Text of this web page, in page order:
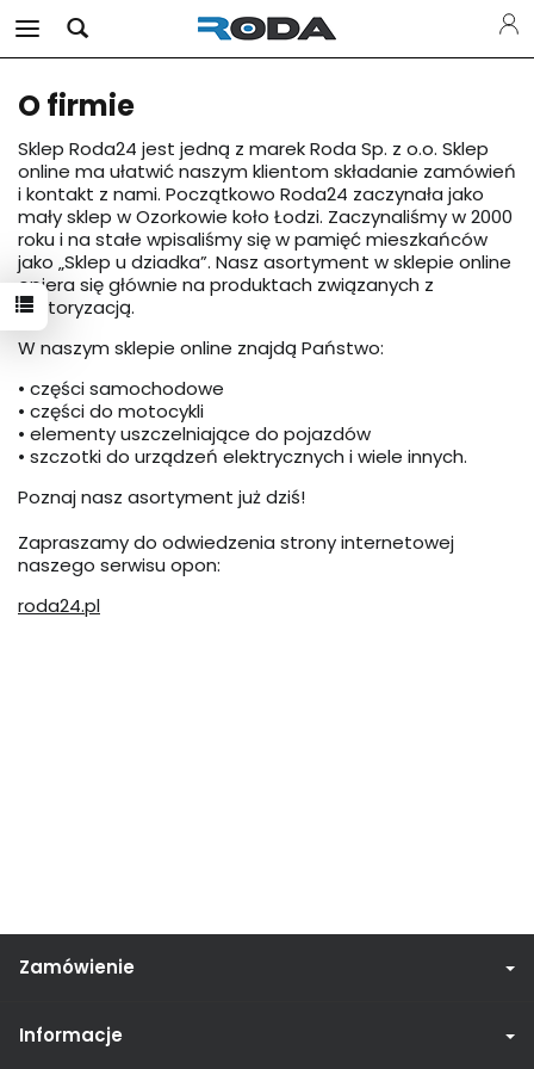
O firmie
Sklep Roda24 jest jedną z marek Roda Sp. z o.o. Sklep
online ma ułatwić naszym klientom składanie zamówień
i kontakt z nami. Początkowo Roda24 zaczynała jako
mały sklep w Ozorkowie koło Łodzi. Zaczynaliśmy w 2000
roku i na stałe wpisaliśmy się w pamięć mieszkańców
jako „Sklep u dziadka”. Nasz asortyment w sklepie online
opiera się głównie na produktach związanych z
motoryzacją.
W naszym sklepie online znajdą Państwo:
• części samochodowe
• części do motocykli
• elementy uszczelniające do pojazdów
• szczotki do urządzeń elektrycznych i wiele innych.
Poznaj nasz asortyment już dziś!
Zapraszamy do odwiedzenia strony internetowej
naszego serwisu opon:
roda24.pl
Zamówienie
Informacje